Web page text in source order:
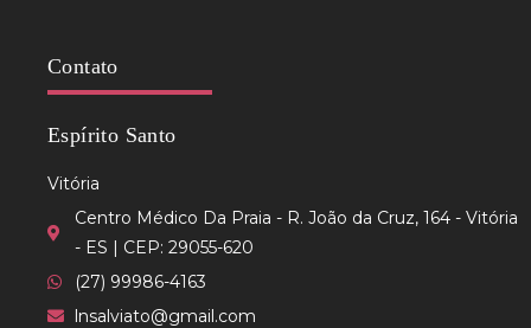
Contato
Espírito Santo
Vitória
Centro Médico Da Praia - R. João da Cruz, 164 - Vitória
- ES | CEP: 29055-620
(27) 99986-4163
lnsalviato@gmail.com